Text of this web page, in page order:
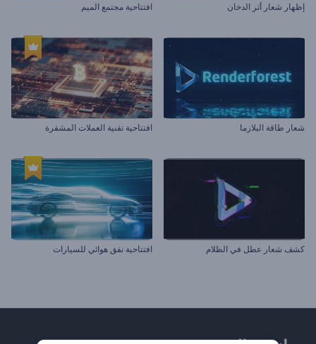
إظهار شعار أثر الدخان افتتاحية مجتمع الميم
شعار طاقة البلازما افتتاحية تقنية العملات المشفرة
كشف شعار عطل في الظلام افتتاحية نفق هوائي للسيارات